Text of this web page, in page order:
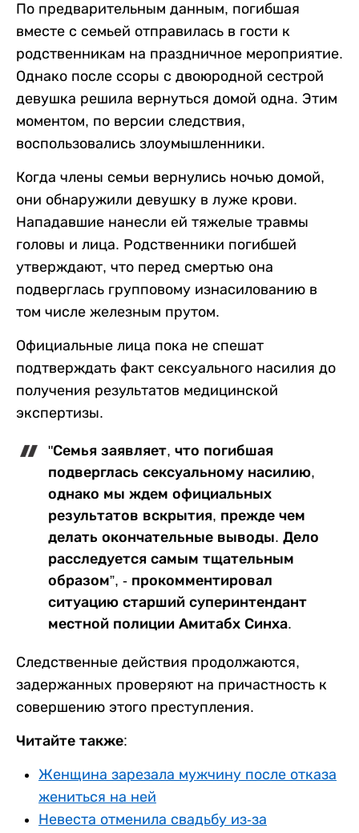
По предварительным данным, погибшая
вместе с семьей отправилась в гости к
родственникам на праздничное мероприятие.
Однако после ссоры с двоюродной сестрой
девушка решила вернуться домой одна. Этим
моментом, по версии следствия,
воспользовались злоумышленники.
Когда члены семьи вернулись ночью домой,
они обнаружили девушку в луже крови.
Нападавшие нанесли ей тяжелые травмы
головы и лица. Родственники погибшей
утверждают, что перед смертью она
подверглась групповому изнасилованию в
том числе железным прутом.
Официальные лица пока не спешат
подтверждать факт сексуального насилия до
получения результатов медицинской
экспертизы.
"Семья заявляет, что погибшая
подверглась сексуальному насилию,
однако мы ждем официальных
результатов вскрытия, прежде чем
делать окончательные выводы. Дело
расследуется самым тщательным
образом”, - прокомментировал
ситуацию старший суперинтендант
местной полиции Амитабх Синха.
Следственные действия продолжаются,
задержанных проверяют на причастность к
совершению этого преступления.
Читайте также:
Женщина зарезала мужчину после отказа
жениться на ней
Невеста отменила свадьбу из-за